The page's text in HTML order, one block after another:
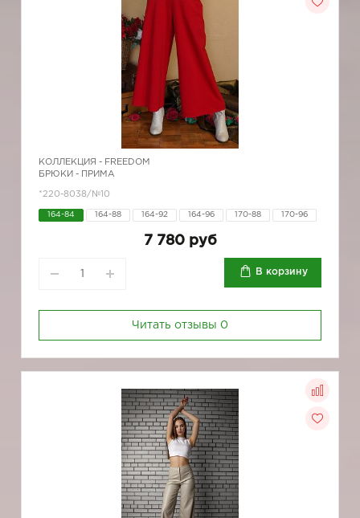
КОЛЛЕКЦИЯ - FREEDOM
БРЮКИ - ПРИМА
*220-8038/№10
164-84 164-88 164-92 164-96 170-88 170-96
7 780 руб
В корзину
Читать отзывы 0